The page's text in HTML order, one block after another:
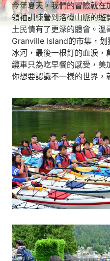
今年夏天，我們的冒險就在
領袖訓練營到洛磯山脈的遊
土民情有了更深的體會。溫
Granville Island的市集，
冰河，最後一根釘的血淚
纜車只為吃早餐的感受，
你想要認識不一樣的世界，